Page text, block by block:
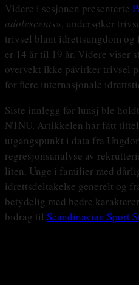
Videre i sesjonen presenterte
adolescents», undersøker
trivsel blant idrettsungdom og
er 14 år til 19 år. Videre viser
overvekt ikke påvirker trivsel
for flere internasjonale
Siste innlegg før lunsj ble
NTNU. Artikkelen har fått
utgangspunkt i data fra
regresjonsanalyse av
liten. Unge i familier med
idrettsdeltakelse generelt og
betydelig med bedre
bidrag til Scandinavian Sport